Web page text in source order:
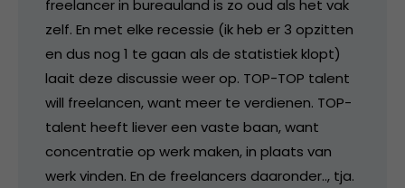
freelancer in bureauland is zo oud als het vak
zelf. En met elke recessie (ik heb er 3 opzitten
en dus nog 1 te gaan als de statistiek klopt)
laait deze discussie weer op. TOP-TOP talent
will freelancen, want meer te verdienen. TOP-
talent heeft liever een vaste baan, want
concentratie op werk maken, in plaats van
werk vinden. En de freelancers daaronder.., tja.